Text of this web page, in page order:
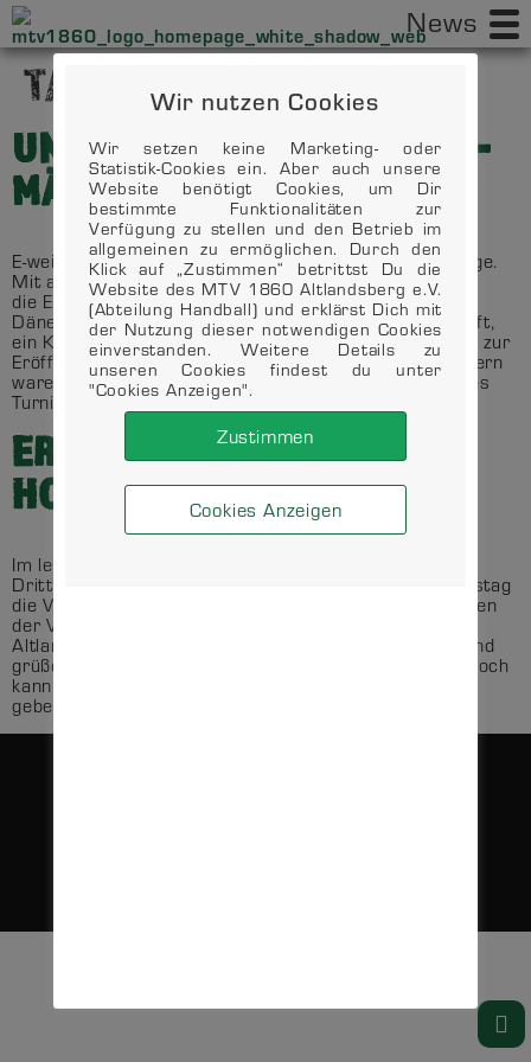
News
TAG: 26. APRIL 2019
UNSERE E-WEIBLICH UND D-
MÄNNLICH ON TOUR…
E-weiblich …genau das war das Motto für die Ostertage.
Mit allen notwendigen Handballutensilien machte sich
die E–weiblich am Karfreitag auf den Weg nach
Dänemark zum Kolding – Cup. Nachdem die Unterkunft,
ein Klassenzimmer einer Schule, bezogen war, ging es zur
Eröffnungsveranstaltung. Die Mädels und auch die Eltern
waren beeindruckt von der Menge an Teams die dieses
Turnier spielen wollten. Wie auch im letzten […]
ERNST, ABER NICHT
HOFFNUNGSLOS
Im letzten Heimspiel der Saison erwarten die
Drittligadamen des MTV 1860 Altlandsberg am Samstag
die Vertretung des TSV Wattenbek. Die Aufsteigerinnen
der Vorsaison haben, so ganz anders als die
Altlandsbergerinnen, eine glänzende Serie hingelegt und
grüßen kurz vor Schluss von Rang 4 der Tabelle. Dennoch
kann es für die MTV-Damen nur eine Marschrichtung
geben: Die […]
Wir nutzen Cookies
Wir setzen keine Marketing- oder
Statistik-Cookies ein. Aber auch unsere
Website benötigt Cookies, um Dir
bestimmte Funktionalitäten zur
Verfügung zu stellen und den Betrieb im
allgemeinen zu ermöglichen. Durch den
Klick auf „Zustimmen“ betrittst Du die
Website des MTV 1860 Altlandsberg e.V.
(Abteilung Handball) und erklärst Dich mit
der Nutzung dieser notwendigen Cookies
einverstanden. Weitere Details zu
unseren Cookies findest du unter
"Cookies Anzeigen".
Cookies Anzeigen
Zustimmen